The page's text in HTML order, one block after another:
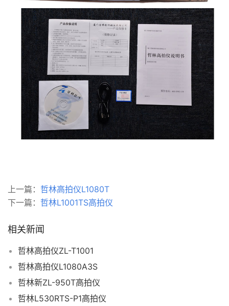
上一篇： 哲林高拍仪L1080T
下一篇： 哲林L1001TS高拍仪
相关新闻
哲林高拍仪ZL-T1001
哲林高拍仪L1080A3S
哲林新ZL-950T高拍仪
哲林L530RTS-P1高拍仪